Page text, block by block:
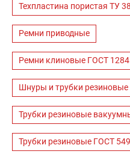
Техпластина пористая ТУ
Ремни приводные
Ремни клиновые ГОСТ
Шнуры и трубки резиновые
Трубки резиновые
Трубки резиновые ГОСТ